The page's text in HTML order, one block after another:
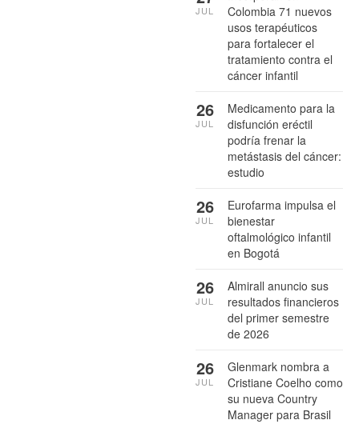
Colombia 71 nuevos
usos terapéuticos
para fortalecer el
tratamiento contra el
cáncer infantil
JUL
Medicamento para la
disfunción eréctil
podría frenar la
metástasis del cáncer:
estudio
26
JUL
Eurofarma impulsa el
bienestar
oftalmológico infantil
en Bogotá
26
JUL
Almirall anuncio sus
resultados financieros
del primer semestre
de 2026
26
JUL
Glenmark nombra a
Cristiane Coelho como
su nueva Country
Manager para Brasil
26
JUL